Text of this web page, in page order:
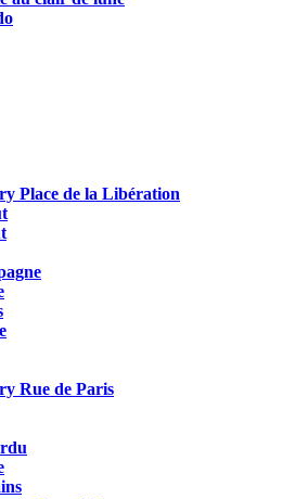
Place de la Libération
Rue de Paris